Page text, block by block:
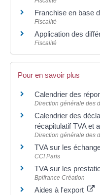
Franchise en base
Fiscalité
Application des
Fiscalité
Pour en savoir plus
Calendrier des
Direction générale des
Calendrier des
récapitulatif TVA et
Direction générale des
TVA sur les
CCI Paris
TVA sur les
Bpifrance Création
Aides à l'export